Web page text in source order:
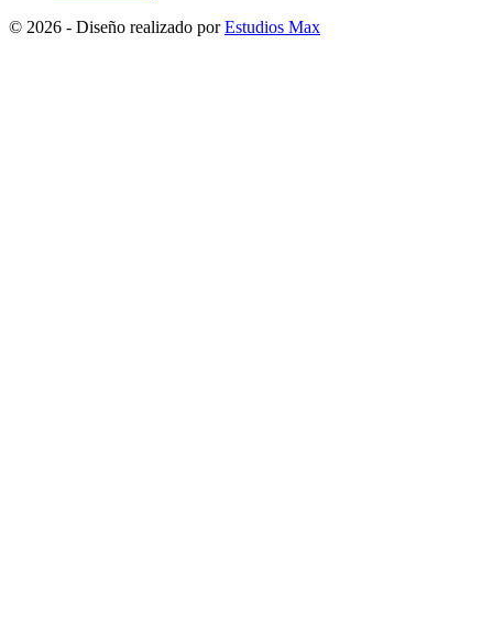
© 2026 - Diseño realizado porEstudios Max